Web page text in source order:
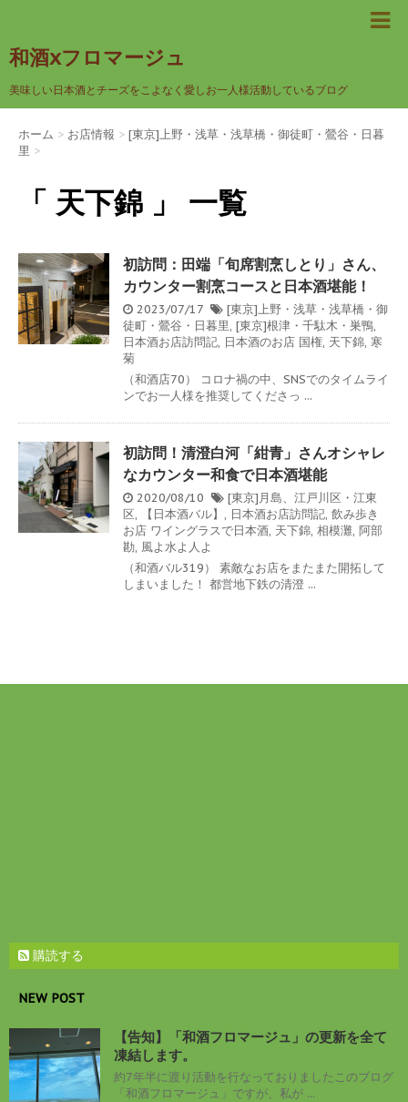
和酒xフロマージュ
美味しい日本酒とチーズをこよなく愛しお一人様活動しているブログ
ホーム > お店情報 > [東京]上野・浅草・浅草橋・御徒町・鶯谷・日暮
里 >
「 天下錦 」 一覧
初訪問：田端「旬席割烹しとり」さん、
カウンター割烹コースと日本酒堪能！
2023/07/17
[東京]上野・浅草・浅草橋・御
徒町・鶯谷・日暮里, [東京]根津・千駄木・巣鴨,
日本酒お店訪問記, 日本酒のお店 国権, 天下錦, 寒
菊
（和酒店70） コロナ禍の中、SNSでのタイムライ
ンでお一人様を推奨してくださっ ...
初訪問！清澄白河「紺青」さんオシャレ
なカウンター和食で日本酒堪能
2020/08/10
[東京]月島、江戸川区・江東
区, 【日本酒バル】 , 日本酒お店訪問記, 飲み歩き
お店 ワイングラスで日本酒, 天下錦, 相模灘, 阿部
勘, 風よ水よ人よ
（和酒バル319） 素敵なお店をまたまた開拓して
しまいました！ 都営地下鉄の清澄 ...
購読する
NEW POST
【告知】「和酒フロマージュ」の更新を全て
凍結します。
約7年半に渡り活動を行なっておりましたこのブログ
「和酒フロマージュ」ですが、私が ...